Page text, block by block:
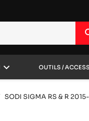
keyboard_arrow_down OUTILS /
SODI SIGMA RS & R